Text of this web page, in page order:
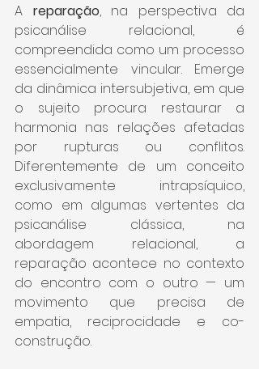
A reparação, na perspectiva da
psicanálise relacional, é
compreendida como um processo
essencialmente vincular. Emerge
da dinâmica intersubjetiva, em que
o sujeito procura restaurar a
harmonia nas relações afetadas
por rupturas ou conflitos.
Diferentemente de um conceito
exclusivamente intrapsíquico,
como em algumas vertentes da
psicanálise clássica, na
abordagem relacional, a
reparação acontece no contexto
do encontro com o outro — um
movimento que precisa de
empatia, reciprocidade e co-
construção.